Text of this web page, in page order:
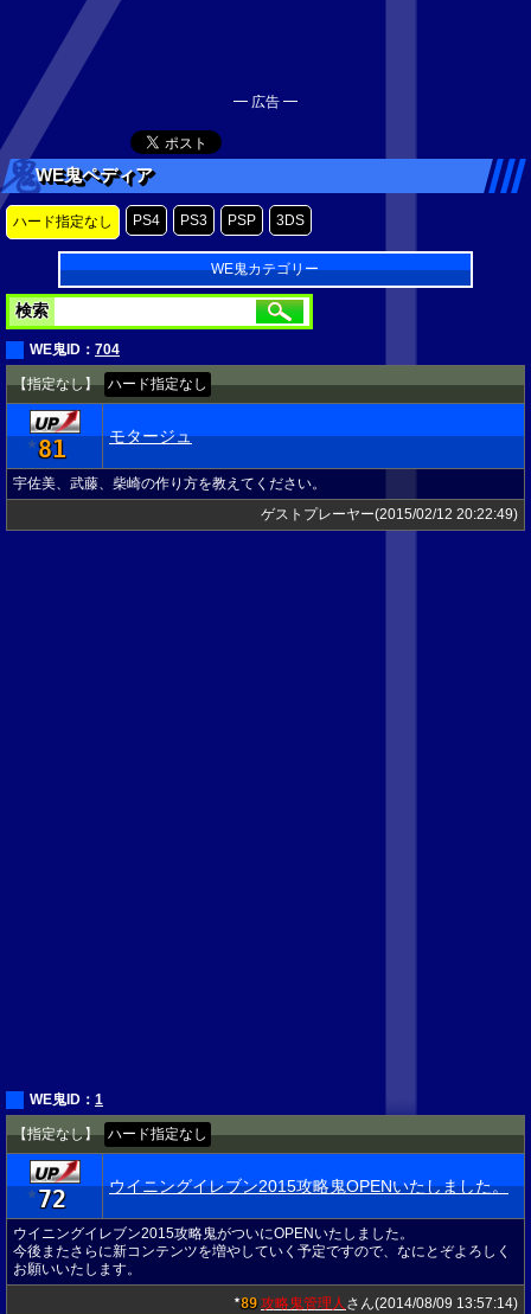
━ 広告 ━
WE鬼ペディア
ハード指定なし PS4 PS3 PSP 3DS
WE鬼カテゴリー
検索
WE鬼ID： 704
【指定なし】 ハード指定なし
★81 モタージュ
宇佐美、武藤、柴崎の作り方を教えてください。
ゲストプレーヤー(2015/02/12 20:22:49)
WE鬼ID： 1
【指定なし】 ハード指定なし
★72 ウイニングイレブン2015攻略鬼OPENいたしました。
ウイニングイレブン2015攻略鬼がついにOPENいたしました。
今後またさらに新コンテンツを増やしていく予定ですので、なにとぞよろしく
お願いいたします。
★89 攻略鬼管理人 さん(2014/08/09 13:57:14)